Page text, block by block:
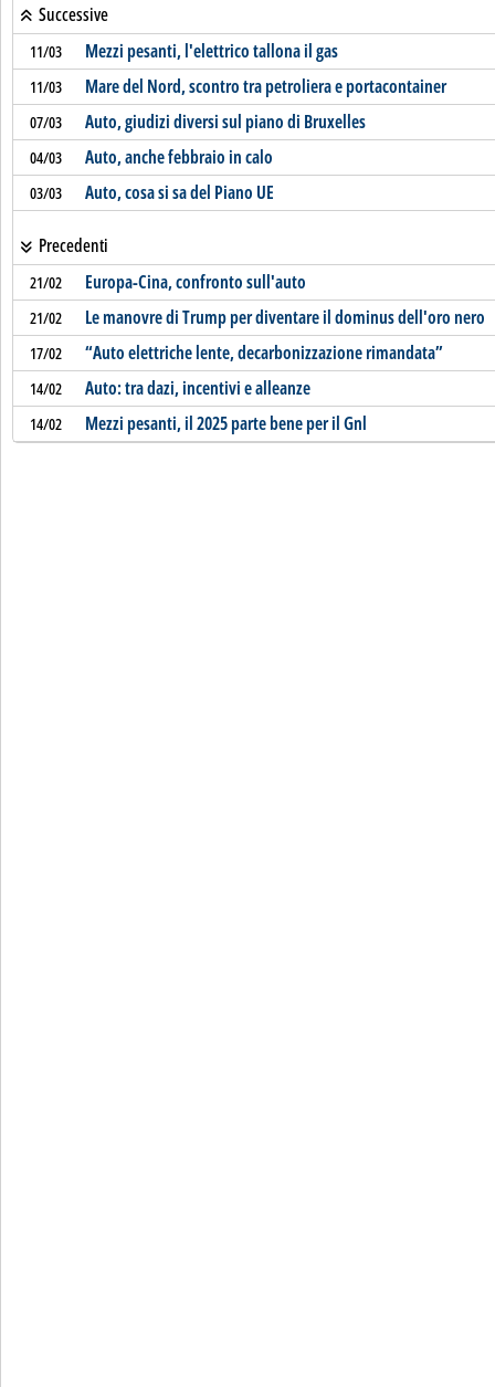
Successive
11/03 Mezzi pesanti, l'elettrico tallona il gas
11/03 Mare del Nord, scontro tra petroliera e portacontainer
07/03 Auto, giudizi diversi sul piano di Bruxelles
04/03 Auto, anche febbraio in calo
03/03 Auto, cosa si sa del Piano UE
Precedenti
21/02 Europa-Cina, confronto sull'auto
21/02 Le manovre di Trump per diventare il dominus dell'oro nero
17/02 “Auto elettriche lente, decarbonizzazione rimandata”
14/02 Auto: tra dazi, incentivi e alleanze
14/02 Mezzi pesanti, il 2025 parte bene per il Gnl